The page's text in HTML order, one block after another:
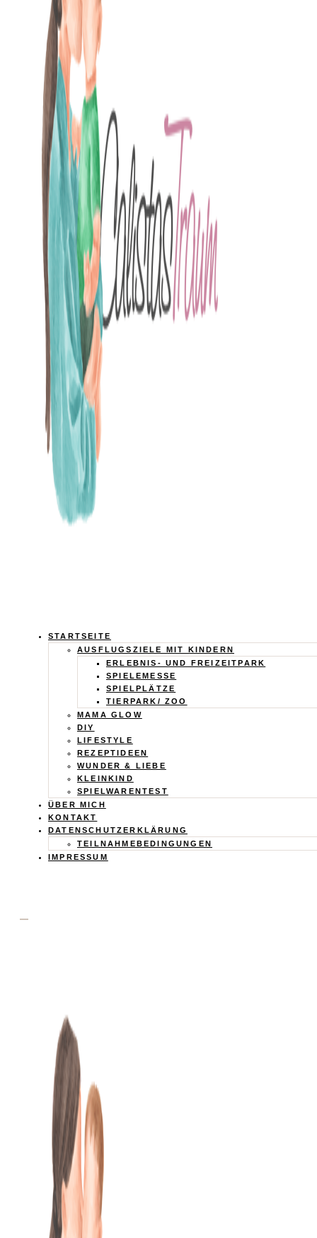
Calistas
Traum
STARTSEITE
AUSFLUGSZIELE MIT KINDERN
ERLEBNIS- UND FREIZEITPARK
SPIELEMESSE
SPIELPLÄTZE
TIERPARK/ ZOO
MAMA GLOW
DIY
LIFESTYLE
REZEPTIDEEN
WUNDER & LIEBE
KLEINKIND
SPIELWARENTEST
ÜBER MICH
KONTAKT
DATENSCHUTZERKLÄRUNG
TEILNAHMEBEDINGUNGEN
IMPRESSUM